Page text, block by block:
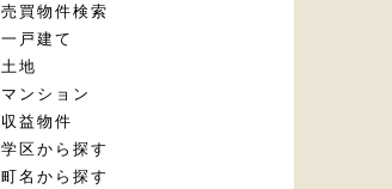
売買物件検索
一戸建て
土地
マンション
収益物件
学区から探す
町名から探す